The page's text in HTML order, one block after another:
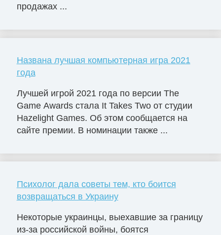
продажах ...
Названа лучшая компьютерная игра 2021
года
Лучшей игрой 2021 года по версии The
Game Awards стала It Takes Two от студии
Hazelight Games. Об этом сообщается на
сайте премии. В номинации также ...
Психолог дала советы тем, кто боится
возвращаться в Украину
Некоторые украинцы, выехавшие за границу
из-за российской войны, боятся